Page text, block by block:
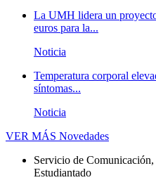
La UMH lidera un
euros para la...
Noticia
Temperatura corporal
síntomas...
Noticia
VER MÁS Novedades
Servicio de
Estudiantado